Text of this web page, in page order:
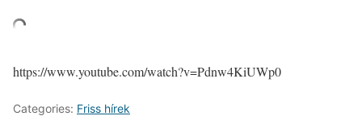
https://www.youtube.com/watch?v=Pdnw4KiUWp0
Categories: Friss hírek